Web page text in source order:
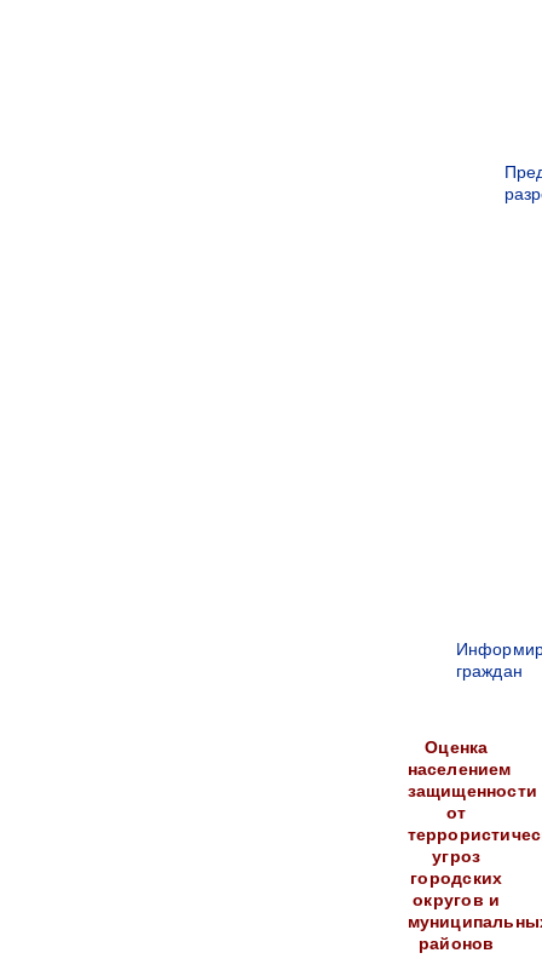
граждан
Оценка
населением
защищенности
от
угроз
городских
округов и
районов